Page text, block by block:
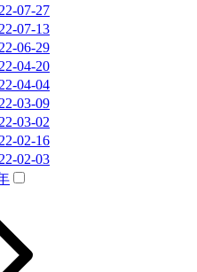
07-27
07-13
06-29
04-20
04-04
03-09
03-02
02-16
02-03